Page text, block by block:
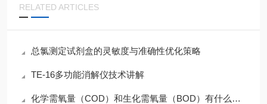
RELATED ARTICLES
总氯测定试剂盒的灵敏度与准确性优化策略
TE-16多功能消解仪技术讲解
化学需氧量（COD）和生化需氧量（BOD）有什么本质区别？